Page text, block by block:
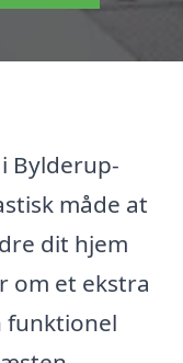
Bylderup-
måde at
dit hjem
om et ekstra
funktionel